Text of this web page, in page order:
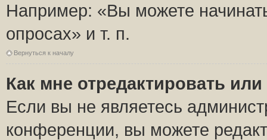
Например: «Вы можете
опросах» и т. п.
Вернуться к началу
Как мне отредактировать
Если вы не являетесь
конференции, вы можете